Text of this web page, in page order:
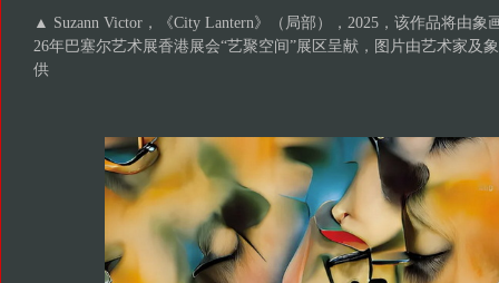
▲ Suzann Victor，《City Lantern》（局部），2025，该作品将由象
26年巴塞尔艺术展香港展会“艺聚空间”展区呈献，图片由艺术家及
供